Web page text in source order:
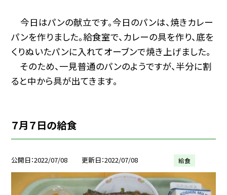
今日はパンの献立です。今日のパンは、焼きカレー
パンを作りました。給食室で、カレーの具を作り、底を
くりぬいたパンに入れてオーブンで焼き上げました。
そのため、一見普通のパンのようですが、半分に割
ると中から具が出てきます。
７月７日の給食
公開日 2022/07/08 更新日 2022/07/08 給食